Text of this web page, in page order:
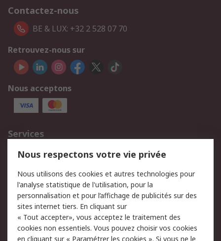
Contactez-nous
BE & LUX: +32 2 528 07 70
Retrouvez-nous sur
Nous acceptons
Services
750.000 produits
2.500 marques
Retours
Support technique
Track & trace
Legal
Politique de cookies Sécurité des e-mails
Nous respectons votre vie privée
Nous utilisons des cookies et autres technologies pour
l'analyse statistique de l'utilisation, pour la
personnalisation et pour l’affichage de publicités sur des
sites internet tiers. En cliquant sur
« Tout accepter», vous acceptez le traitement des
cookies non essentiels. Vous pouvez choisir vos cookies
en cliquant sur « Paramétrer les cookies ». Si vous ne le